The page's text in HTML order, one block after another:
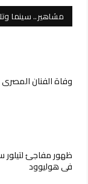
مشاهير.. سينما
وفاة الفنان
في هوليوود